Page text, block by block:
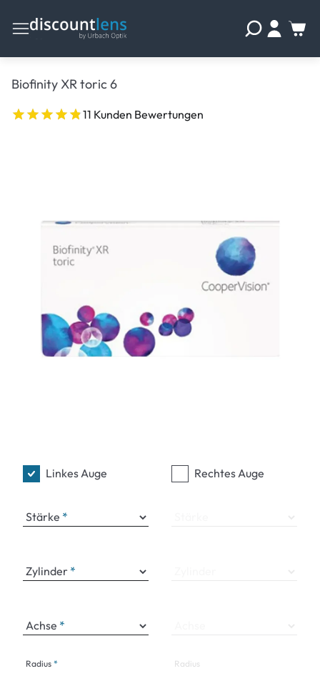
Biofinity XR toric 6
11 Kunden Bewertungen
Linkes Auge
Stärke
Zylinder
Achse
Radius
Rechtes Auge
Radius